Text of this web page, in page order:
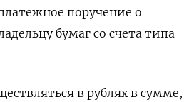
поручение о
бумаг со счета типа
в рублях в сумме,